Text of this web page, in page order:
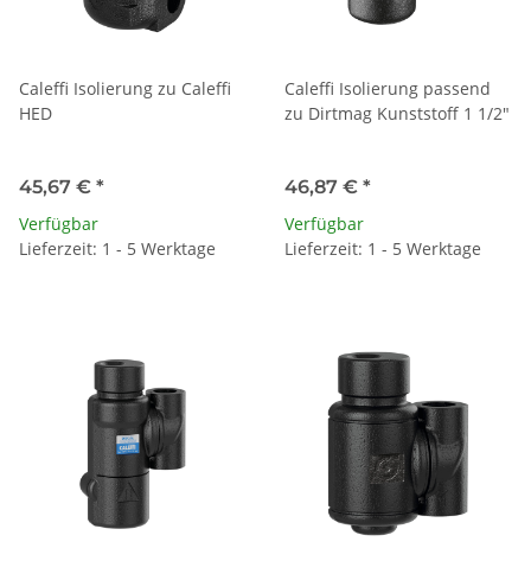
Caleffi Isolierung zu Caleffi
HED
45,67 € *
Verfügbar
Lieferzeit: 1 - 5 Werktage
Caleffi Isolierung passend
zu Dirtmag Kunststoff 1 1/2"
46,87 € *
Verfügbar
Lieferzeit: 1 - 5 Werktage